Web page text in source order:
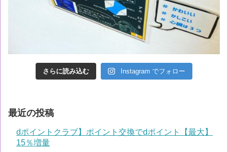
さらに読み込む Instagram でフォロー
最近の投稿
dポイントクラブ】ポイント交換でdポイント【最大】
15％増量